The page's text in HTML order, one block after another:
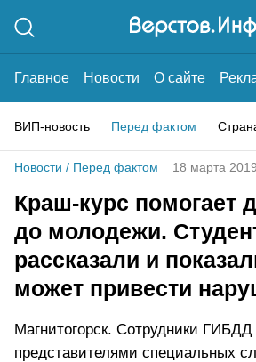
Главное Новости О сайте
ВИП-новость Перед фактом
Новости / Перед фактом 18 марта 2019
Краш-курс помогает
до молодежи.
рассказали и
может привести
Магнитогорск. Сотрудники ГИБДД
представителями специальных